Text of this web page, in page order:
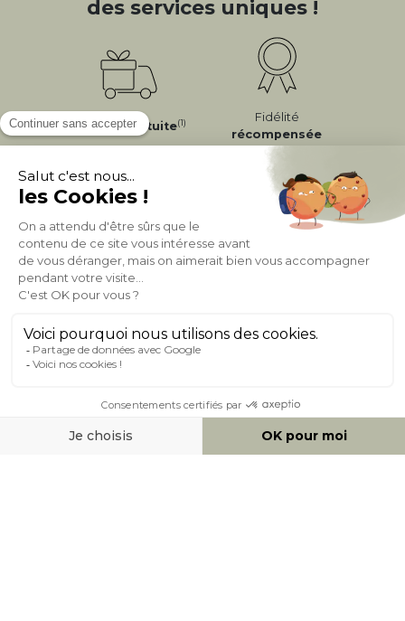
des services uniques !
LivraisonGratuite(1)
Fidélité
récompensée
Expéditionen
24/72h
Appelez-nous Au
050 92 00 74